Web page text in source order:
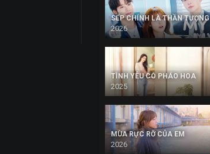
SẾP CHÍNH LÀ THẦN TƯỢNG
2026
TÌNH YÊU CÓ PHÁO HOA
2025
MÙA RỰC RỠ CỦA EM
2026